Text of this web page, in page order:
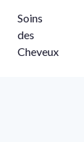
Soins
des
Cheveux